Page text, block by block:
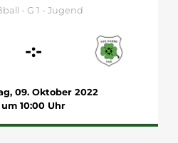
- G 1 - Jugend
-:-
09. Oktober 2022
um 10:00 Uhr